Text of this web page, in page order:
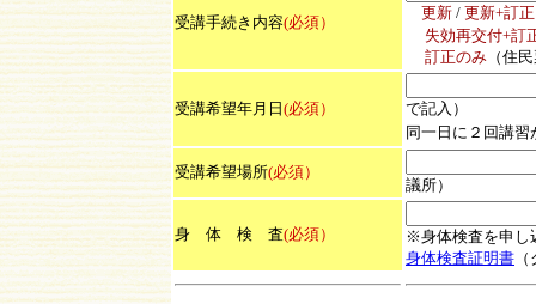
受講手続き内容(必須）
更新 / 更新+訂
失効再交付+訂
訂正のみ （住
受講希望年月日 (必須）
で記入）
同一日に２回講
受講希望場所(必須）
議所）
身 体 検 査(必須）
※身体検査を申し
身体検査証明書